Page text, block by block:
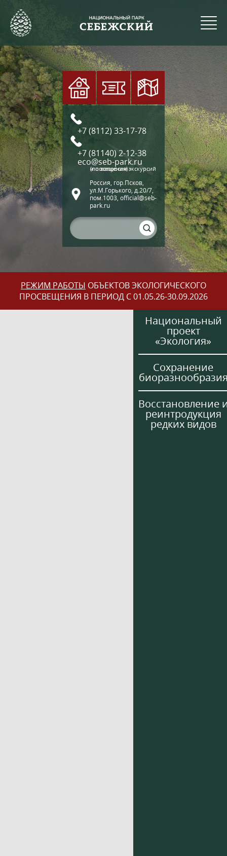
+7 (8112) 33-17-78
+7 (81140) 2-12-38
eco@seb-park.ru
(по вопросам экскурсий и посещения)
Россия, гор.Псков,
ул.М.Горького, д.20/7,
пом.1003, official@seb-
park.ru
РЕЖИМ РАБОТЫ ОБЪЕКТОВ ЭКОЛОГИЧЕСКОГО
ПРОСВЕЩЕНИЯ В ПЕРИОД С 01.05.26-30.09.2026
Национальный
проект
«Экология»
Сохранение
Восстановление
реинтродукция
редких видов